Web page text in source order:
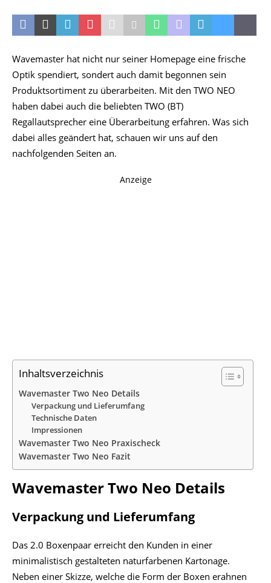
Wavemaster hat nicht nur seiner Homepage eine frische
Optik spendiert, sondert auch damit begonnen sein
Produktsortiment zu überarbeiten. Mit den TWO NEO
haben dabei auch die beliebten TWO (BT)
Regallautsprecher eine Überarbeitung erfahren. Was sich
dabei alles geändert hat, schauen wir uns auf den
nachfolgenden Seiten an.
Anzeige
Inhaltsverzeichnis
Wavemaster Two Neo Details
Verpackung und Lieferumfang
Technische Daten
Impressionen
Wavemaster Two Neo Praxischeck
Wavemaster Two Neo Fazit
Wavemaster Two Neo Details
Verpackung und Lieferumfang
Das 2.0 Boxenpaar erreicht den Kunden in einer
minimalistisch gestalteten naturfarbenen Kartonage.
Neben einer Skizze, welche die Form der Boxen erahnen